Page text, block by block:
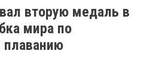
вторую медаль в
мира по
плаванию